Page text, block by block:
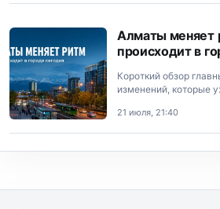
Алматы меняет
происходит в
Короткий обзор
изменений, которые
21 июля, 21:40